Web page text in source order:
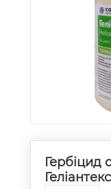
Гербіцид
Геліантекс